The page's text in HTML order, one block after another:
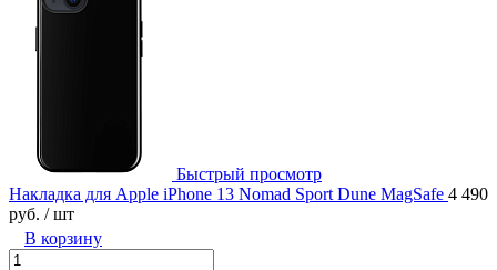
Быстрый просмотр
Накладка для Apple iPhone 13 Nomad Sport Dune MagSafe 4 490
руб. / шт
В корзину